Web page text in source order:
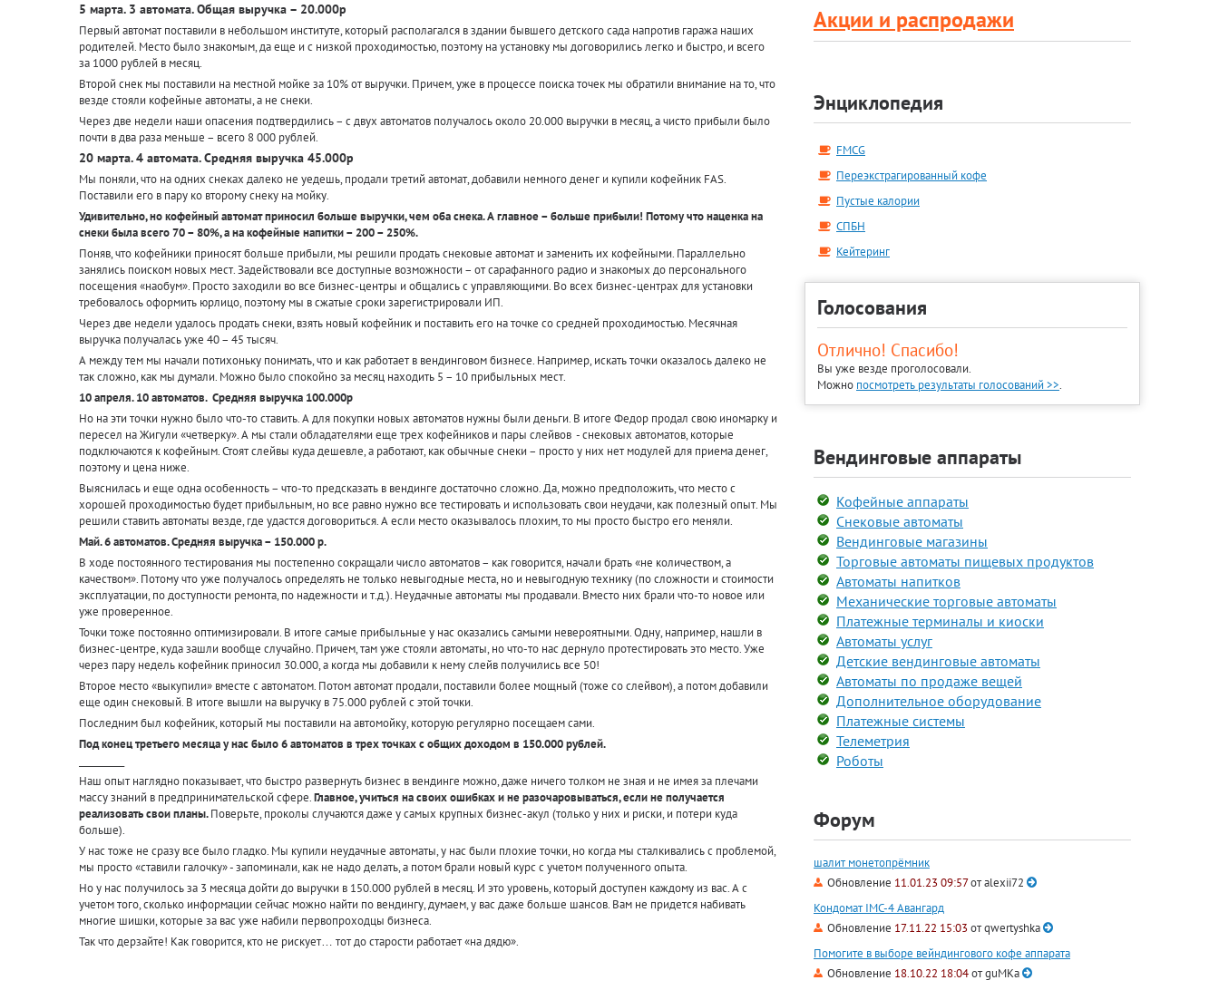
5 марта. 3 автомата. Общая выручка – 20.000р
Первый автомат поставили в небольшом институте, который располагался в здании бывшего детского сада напротив гаража наших
родителей. Место было знакомым, да еще и с низкой проходимостью, поэтому на установку мы договорились легко и быстро, и всего
за 1000 рублей в месяц.
Второй снек мы поставили на местной мойке за 10% от выручки. Причем, уже в процессе поиска точек мы обратили внимание на то, что
везде стояли кофейные автоматы, а не снеки.
Через две недели наши опасения подтвердились – с двух автоматов получалось около 20.000 выручки в месяц, а чисто прибыли было
почти в два раза меньше – всего 8 000 рублей.
20 марта. 4 автомата. Средняя выручка 45.000р
Мы поняли, что на одних снеках далеко не уедешь, продали третий автомат, добавили немного денег и купили кофейник FAS.
Поставили его в пару ко второму снеку на мойку.
Удивительно, но кофейный автомат приносил больше выручки, чем оба снека. А главное – больше прибыли! Потому что наценка на
снеки была всего 70 – 80%, а на кофейные напитки – 200 – 250%.
Поняв, что кофейники приносят больше прибыли, мы решили продать снековые автомат и заменить их кофейными. Параллельно
занялись поиском новых мест. Задействовали все доступные возможности – от сарафанного радио и знакомых до персонального
посещения «наобум». Просто заходили во все бизнес-центры и общались с управляющими. Во всех бизнес-центрах для установки
требовалось оформить юрлицо, поэтому мы в сжатые сроки зарегистрировали ИП.
Через две недели удалось продать снеки, взять новый кофейник и поставить его на точке со средней проходимостью. Месячная
выручка получалась уже 40 – 45 тысяч.
А между тем мы начали потихоньку понимать, что и как работает в вендинговом бизнесе. Например, искать точки оказалось далеко не
так сложно, как мы думали. Можно было спокойно за месяц находить 5 – 10 прибыльных мест.
10 апреля. 10 автоматов. Средняя выручка 100.000р
Но на эти точки нужно было что-то ставить. А для покупки новых автоматов нужны были деньги. В итоге Федор продал свою иномарку и
пересел на Жигули «четверку». А мы стали обладателями еще трех кофейников и пары слейвов - снековых автоматов, которые
подключаются к кофейным. Стоят слейвы куда дешевле, а работают, как обычные снеки – просто у них нет модулей для приема денег,
поэтому и цена ниже.
Выяснилась и еще одна особенность – что-то предсказать в вендинге достаточно сложно. Да, можно предположить, что место с
хорошей проходимостью будет прибыльным, но все равно нужно все тестировать и использовать свои неудачи, как полезный опыт. Мы
решили ставить автоматы везде, где удастся договориться. А если место оказывалось плохим, то мы просто быстро его меняли.
Май. 6 автоматов. Средняя выручка – 150.000 р.
В ходе постоянного тестирования мы постепенно сокращали число автоматов – как говорится, начали брать «не количеством, а
качеством». Потому что уже получалось определять не только невыгодные места, но и невыгодную технику (по сложности и стоимости
эксплуатации, по доступности ремонта, по надежности и т.д.). Неудачные автоматы мы продавали. Вместо них брали что-то новое или
уже проверенное.
Точки тоже постоянно оптимизировали. В итоге самые прибыльные у нас оказались самыми невероятными. Одну, например, нашли в
бизнес-центре, куда зашли вообще случайно. Причем, там уже стояли автоматы, но что-то нас дернуло протестировать это место. Уже
через пару недель кофейник приносил 30.000, а когда мы добавили к нему слейв получились все 50!
Второе место «выкупили» вместе с автоматом. Потом автомат продали, поставили более мощный (тоже со слейвом), а потом добавили
еще один снековый. В итоге вышли на выручку в 75.000 рублей с этой точки.
Последним был кофейник, который мы поставили на автомойку, которую регулярно посещаем сами.
Под конец третьего месяца у нас было 6 автоматов в трех точках с общих доходом в 150.000 рублей.
Наш опыт наглядно показывает, что быстро развернуть бизнес в вендинге можно, даже ничего толком не зная и не имея за плечами
массу знаний в предпринимательской сфере.Главное, учиться на своих ошибках и не разочаровываться, если не получается
реализовать свои планы.Поверьте, проколы случаются даже у самых крупных бизнес-акул (только у них и риски, и потери куда
больше).
У нас тоже не сразу все было гладко. Мы купили неудачные автоматы, у нас были плохие точки, но когда мы сталкивались с проблемой,
мы просто «ставили галочку» - запоминали, как не надо делать, а потом брали новый курс с учетом полученного опыта.
Но у нас получилось за 3 месяца дойти до выручки в 150.000 рублей в месяц. И это уровень, который доступен каждому из вас. А с
учетом того, сколько информации сейчас можно найти по вендингу, думаем, у вас даже больше шансов. Вам не придется набивать
многие шишки, которые за вас уже набили первопроходцы бизнеса.
Так что дерзайте! Как говорится, кто не рискует… тот до старости работает «на дядю».
Акции и распродажи
Энциклопедия
FMCG
Переэкстрагированный кофе
Пустые калории
СПБН
Кейтеринг
Голосования
Отлично! Спасибо!
Вы уже везде проголосовали.
Можно посмотреть результаты голосований >>.
Вендинговые аппараты
Кофейные аппараты
Снековые автоматы
Вендинговые магазины
Торговые автоматы пищевых продуктов
Автоматы напитков
Механические торговые автоматы
Платежные терминалы и киоски
Автоматы услуг
Детские вендинговые автоматы
Автоматы по продаже вещей
Дополнительное оборудование
Платежные системы
Телеметрия
Роботы
Форум
шалит монетопрёмник
Обновление 11.01.23 09:57отalexii72
Кондомат IMC-4 Авангард
Обновление 17.11.22 15:03 отqwertyshka
Помогите в выборе вейндингового кофе аппарата
Обновление 18.10.22 18:04отguMKa